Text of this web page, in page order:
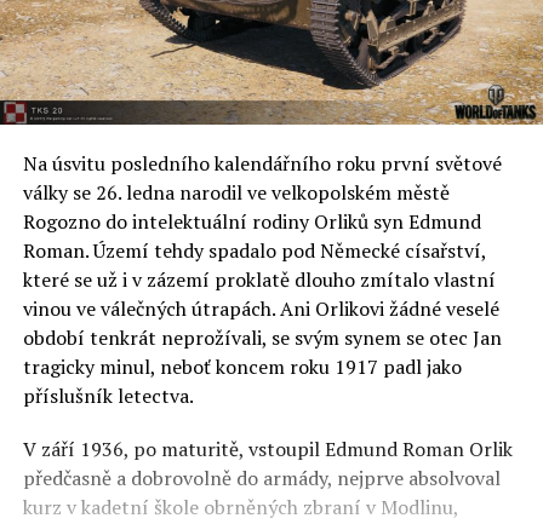
Na úsvitu posledního kalendářního roku první světové
války se 26. ledna narodil ve velkopolském městě
Rogozno do intelektuální rodiny Orliků syn Edmund
Roman. Území tehdy spadalo pod Německé císařství,
které se už i v zázemí proklatě dlouho zmítalo vlastní
vinou ve válečných útrapách. Ani Orlikovi žádné veselé
období tenkrát neprožívali, se svým synem se otec Jan
tragicky minul, neboť koncem roku 1917 padl jako
příslušník letectva.
V září 1936, po maturitě, vstoupil Edmund Roman Orlik
předčasně a dobrovolně do armády, nejprve absolvoval
kurz v kadetní škole obrněných zbraní v Modlinu,